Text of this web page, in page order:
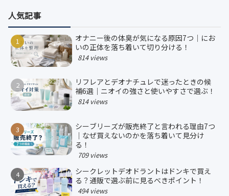
人気記事
オナニー後の体臭が気になる原因7つ｜にお
いの正体を落ち着いて切り分ける！
814 views
リフレアとデオナチュレで迷ったときの候
補6選｜ニオイの強さと使いやすさで選ぶ！
814 views
シーブリーズが販売終了と言われる理由7つ
｜なぜ買えないのかを落ち着いて見分け
る！
709 views
シークレットデオドラントはドンキで買え
る？通販で選ぶ前に見るべきポイント！
494 views